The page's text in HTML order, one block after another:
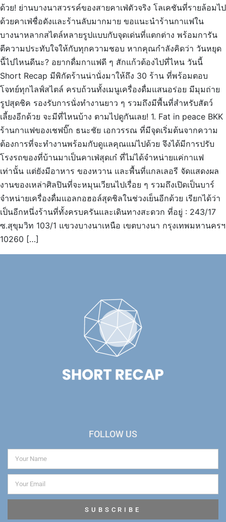
ด้วย! ย่านบางนาสวรรค์ของสายคาเฟ่ตัวจริง โลเคชันที่รายล้อมไป
ด้วยคาเฟ่ชื่อดังและร้านลับมากมาย ขอแนะนำร้านกาแฟใน
บางนาหลากสไตล์หลายรูปแบบกับจุดเด่นที่แตกต่าง พร้อมการัน
ตีความประทับใจให้กับทุกความชอบ หากคุณกำลังคิดว่า วันหยุด
นี้ไปไหนดีนะ? อยากดื่มกาแฟดี ๆ สักแก้วต้องไปที่ไหน วันนี้
Short Recap มีพิกัดร้านน่านั่งมาให้ถึง 30 ร้าน ที่พร้อมตอบ
โจทย์ทุกไลฟ์สไตล์ ครบถ้วนทั้งเมนูเครื่องดื่มแสนอร่อย มีมุมถ่าย
รูปสุดชิค รองรับการนั่งทำงานยาว ๆ รวมถึงมีพื้นที่สำหรับสัตว์
เลี้ยงอีกด้วย จะมีที่ไหนบ้าง ตามไปดูกันเลย! 1. Fat in peace BKK
ร้านกาแฟของเชฟบิ๊ก ธนะชัย เอกวรรณ ที่มีจุดเริ่มต้นจากความ
ต้องการที่จะทำงานพร้อมกับดูแลคุณแม่ไปด้วย จึงได้มีการปรับ
โรงรถของที่บ้านมาเป็นคาเฟ่สุดเก๋ ที่ไม่ได้จำหน่ายแค่กาแฟ
เท่านั้น แต่ยังมีอาหาร ของหวาน และพื้นที่แกลเลอรี จัดแสดงผล
งานของเหล่าศิลปินที่จะหมุนเวียนไปเรื่อย ๆ รวมถึงเปิดเป็นบาร์
จำหน่ายเครื่องดื่มแอลกอฮอล์สุดชิลในช่วงเย็นอีกด้วย เรียกได้ว่า
เป็นอีกหนึ่งร้านที่ทั้งครบครันและเดินทางสะดวก ที่อยู่ : 243/17
ซ.สุขุมวิท 103/1 แขวงบางนาเหนือ เขตบางนา กรุงเทพมหานครฯ
10260 […]
FOLLOW US
SUBSCRIBE